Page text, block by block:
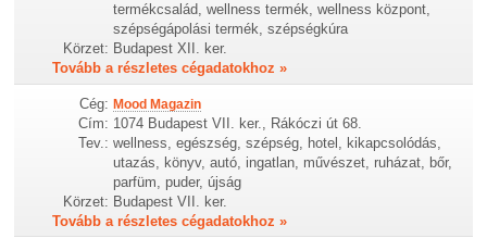
termékcsalád, wellness termék, wellness központ,
szépségápolási termék, szépségkúra
Körzet: Budapest XII. ker.
Tovább a részletes cégadatokhoz »
Cég: Mood Magazin
Cím: 1074 Budapest VII. ker., Rákóczi út 68.
Tev.: wellness, egészség, szépség, hotel, kikapcsolódás,
utazás, könyv, autó, ingatlan, művészet, ruházat, bőr,
parfüm, puder, újság
Körzet: Budapest VII. ker.
Tovább a részletes cégadatokhoz »